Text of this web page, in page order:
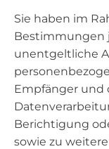
Sie haben im
Bestimmungen
unentgeltliche
Empfänger und
Berichtigung
sowie zu